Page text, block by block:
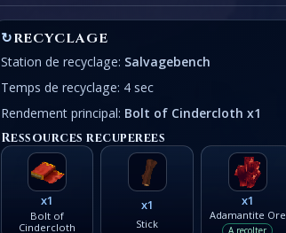
↻RECYCLAGE
Station de recyclage: Salvagebench
Temps de recyclage: 4 sec
Rendement principal: Bolt of Cindercloth x1
Ressources recuperees
x1
Bolt of
Cindercloth
x1
Stick
x1
Adamantite Ore
A recolter